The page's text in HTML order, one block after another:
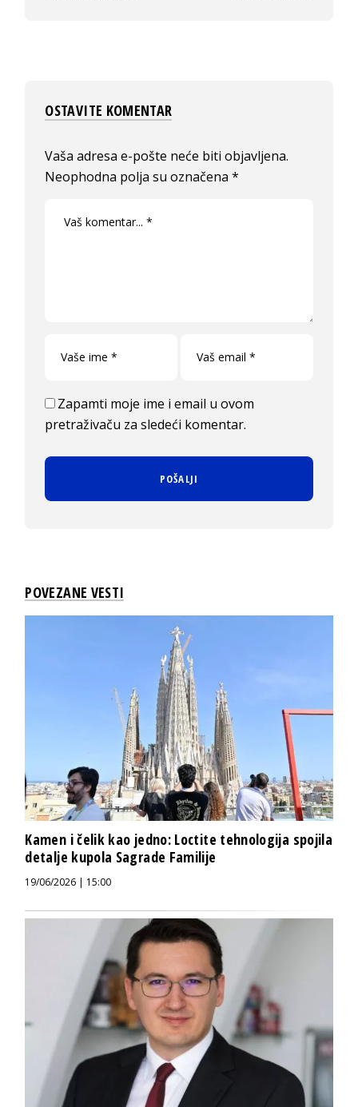
OSTAVITE KOMENTAR
Vaša adresa e-pošte neće biti objavljena.
Neophodna polja su označena*
Zapamti moje ime i email u ovom
pretraživaču za sledeći komentar.
POVEZANE VESTI
Kamen i čelik kao jedno: Loctite tehnologija spojila
detalje kupola Sagrade Familije
19/06/2026 | 15:00